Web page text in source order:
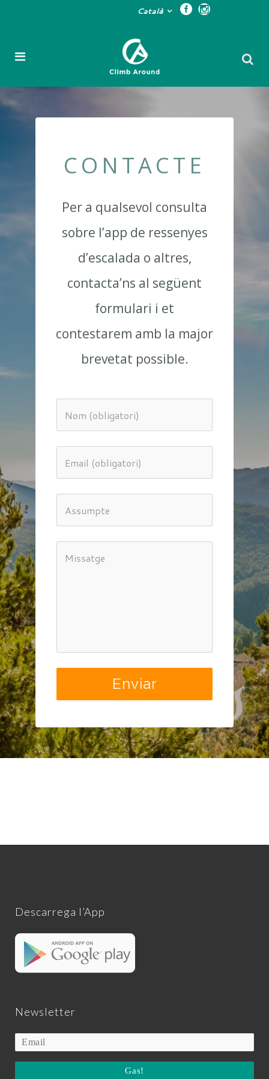
Català
CONTACTE
Per a qualsevol consulta
sobre l’app de ressenyes
d’escalada o altres,
contacta’ns al següent
formulari i et
contestarem amb la major
brevetat possible.
Descarrega l’App
Newsletter
Gas!